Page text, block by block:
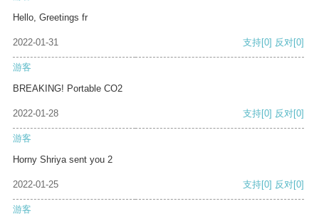
Hello, Greetings fr
2022-01-31 支持[0] 反对[0]
游客
BREAKING! Portable CO2
2022-01-28 支持[0] 反对[0]
游客
Horny Shriya sent you 2
2022-01-25 支持[0] 反对[0]
游客